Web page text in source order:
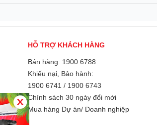
HỖ TRỢ KHÁCH HÀNG
Bán hàng: 1900 6788
Khiếu nại, Bảo hành:
1900 6741 / 1900 6743
Chính sách 30 ngày đổi mới
Mua hàng Dự án/ Doanh nghiệp